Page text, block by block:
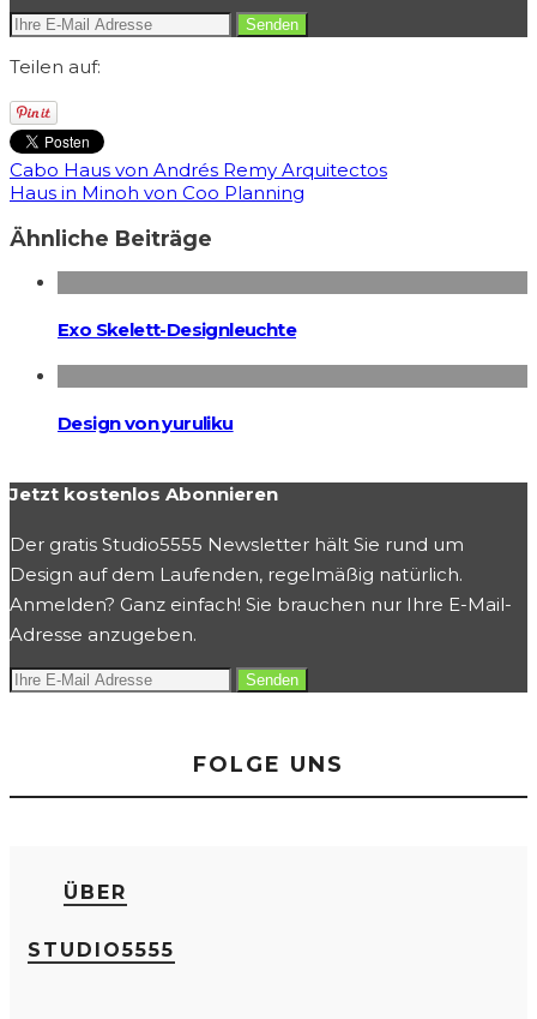
Teilen auf:
Cabo Haus von Andrés Remy Arquitectos
Haus in Minoh von Coo Planning
Ähnliche Beiträge
Exo Skelett-Designleuchte
Design von yuruliku
Jetzt kostenlos Abonnieren
Der gratis Studio5555 Newsletter hält Sie rund um
Design auf dem Laufenden, regelmäßig natürlich.
Anmelden? Ganz einfach! Sie brauchen nur Ihre E-Mail-
Adresse anzugeben.
FOLGE UNS
ÜBER
STUDIO5555